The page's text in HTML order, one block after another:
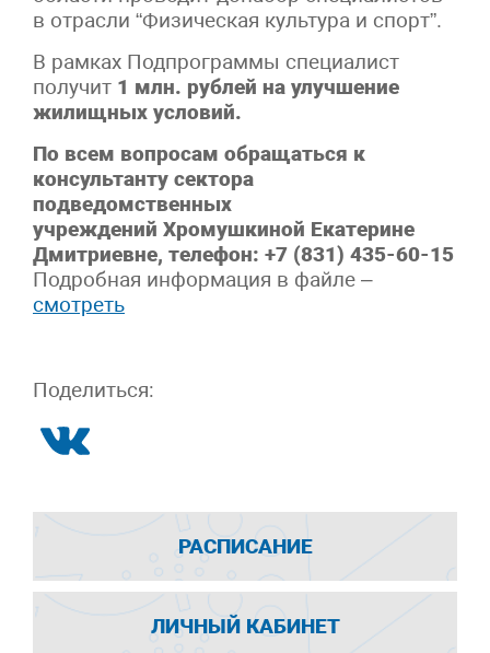
в отрасли “Физическая культура и спорт”.
В рамках Подпрограммы специалист
получит 1 млн. рублей на улучшение
жилищных условий.
По всем вопросам обращаться к
консультанту сектора
подведомственных
учреждений Хромушкиной Екатерине
Дмитриевне, телефон: +7 (831) 435-60-15
Подробная информация в файле –
смотреть
Поделиться:
РАСПИСАНИЕ
ЛИЧНЫЙ КАБИНЕТ